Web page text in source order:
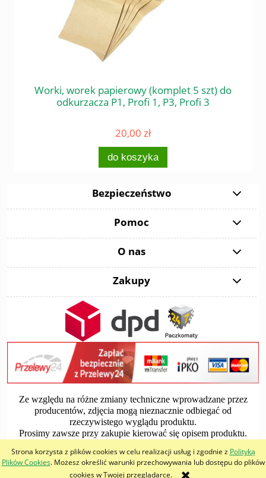
Strona korzysta z plików cookies w celu realizacji usług i zgodnie z Polityką
Plików Cookies. Możesz określić warunki przechowywania lub dostępu do plików
cookies w Twojej przeglądarce.
Worki, worek papierowy (komplet 5 szt) do
odkurzacza P1, Profi 1, P3, Profi 3
20,00 zł
do koszyka
Bezpieczeństwo
Pomoc
O nas
Zakupy
Ze względu na różne zmiany techniczne wprowadzane przez
producentów, zdjęcia mogą nieznacznie odbiegać od
rzeczywistego wyglądu produktu.
Prosimy zawsze przy zakupie kierować się opisem produktu.
pokaż pełną wersję strony